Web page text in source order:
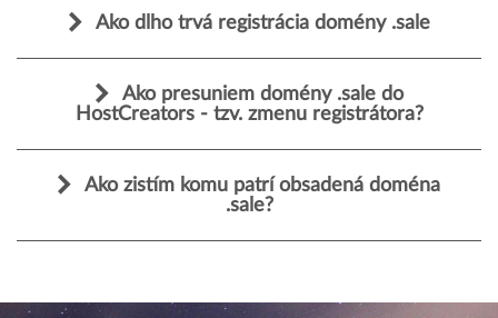
Ako dlho trvá registrácia domény .sale
Ako presuniem domény .sale do
HostCreators - tzv. zmenu registrátora?
Ako zistím komu patrí obsadená doména
.sale?